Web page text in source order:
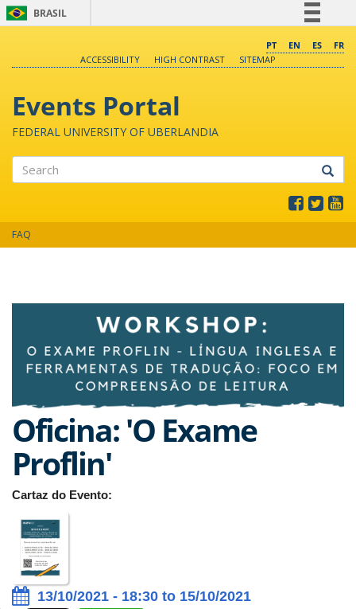
BRASIL
Comunica BR
Canais
PT EN ES
FR
ACCESSIBILITY
HIGH CONTRAST SITEMAP
Events Portal
FEDERAL UNIVERSITY OF UBERLANDIA
FAQ
Oficina: 'O Exame
Proflin'
Cartaz do Evento:
13/10/2021 - 18:30 to 15/10/2021